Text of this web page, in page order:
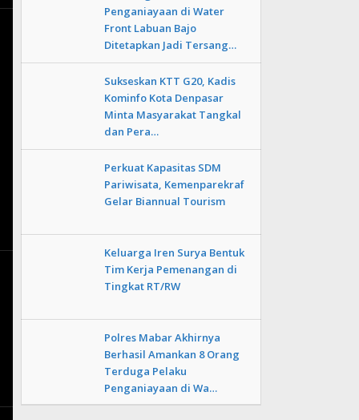
Penganiayaan di Water
Front Labuan Bajo
Ditetapkan Jadi Tersang…
Sukseskan KTT G20, Kadis
Kominfo Kota Denpasar
Minta Masyarakat Tangkal
dan Pera…
Perkuat Kapasitas SDM
Pariwisata, Kemenparekraf
Gelar Biannual Tourism
Keluarga Iren Surya Bentuk
Tim Kerja Pemenangan di
Tingkat RT/RW
Polres Mabar Akhirnya
Berhasil Amankan 8 Orang
Terduga Pelaku
Penganiayaan di Wa…